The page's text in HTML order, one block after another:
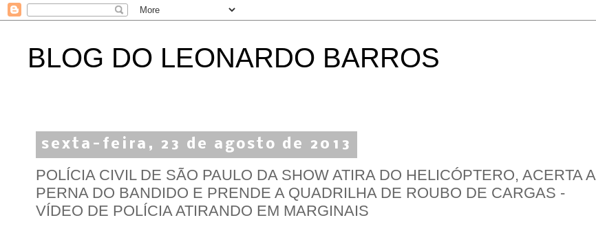
BLOG DO LEONARDO BARROS
sexta-feira, 23 de agosto de 2013
POLÍCIA CIVIL DE SÃO PAULO DA SHOW ATIRA DO HELICÓPTERO, ACERTA A
PERNA DO BANDIDO E PRENDE A QUADRILHA DE ROUBO DE CARGAS -
VÍDEO DE POLÍCIA ATIRANDO EM MARGINAIS